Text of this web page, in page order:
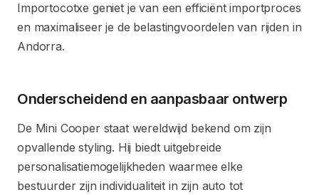
Importocotxe geniet je van een efficiënt importproces
en maximaliseer je de belastingvoordelen van rijden in
Andorra.
Onderscheidend en aanpasbaar ontwerp
De Mini Cooper staat wereldwijd bekend om zijn
opvallende styling. Hij biedt uitgebreide
personalisatiemogelijkheden waarmee elke
bestuurder zijn individualiteit in zijn auto tot